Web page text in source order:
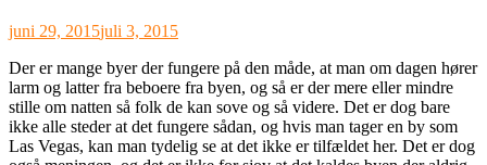
juni 29, 2015juli 3, 2015
Der er mange byer der fungere på den måde, at man om dagen hører
larm og latter fra beboere fra byen, og så er der mere eller mindre
stille om natten så folk de kan sove og så videre. Det er dog bare
ikke alle steder at det fungere sådan, og hvis man tager en by som
Las Vegas, kan man tydelig se at det ikke er tilfældet her. Det er dog